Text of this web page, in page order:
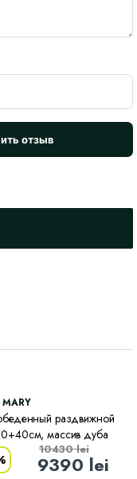
раздвижной
массив дуба
9390 lei
10430lei